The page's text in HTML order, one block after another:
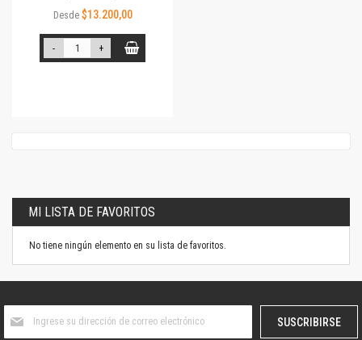
Desde $13.200,00
- +
MI LISTA DE FAVORITOS
No tiene ningún elemento en su lista de favoritos.
boletín
SUSCRIBIRSE